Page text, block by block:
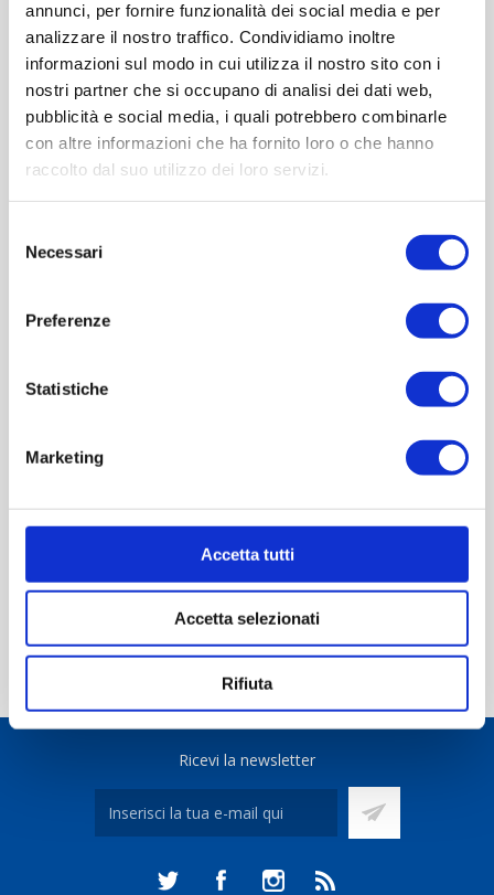
annunci, per fornire funzionalità dei social media e per
analizzare il nostro traffico. Condividiamo inoltre
informazioni sul modo in cui utilizza il nostro sito con i
nostri partner che si occupano di analisi dei dati web,
pubblicità e social media, i quali potrebbero combinarle
con altre informazioni che ha fornito loro o che hanno
raccolto dal suo utilizzo dei loro servizi.
delNecessari
Preferenze
Statistiche
Marketing
Accetta tutti
Accetta selezionati
Rifiuta
ACQUISTA
Scheda tecnica
Ricevi la newsletter